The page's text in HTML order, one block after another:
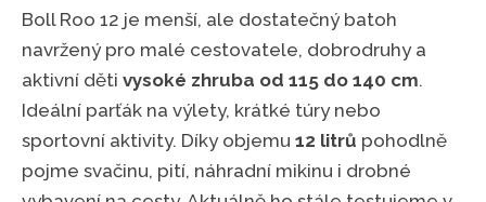
Boll Roo 12 je menší, ale dostatečný batoh
navržený pro malé cestovatele, dobrodruhy a
aktivní děti vysoké zhruba od 115 do 140 cm.
Ideální parťák na výlety, krátké túry nebo
sportovní aktivity. Díky objemu 12 litrů pohodlně
pojme svačinu, pití, náhradní mikinu i drobné